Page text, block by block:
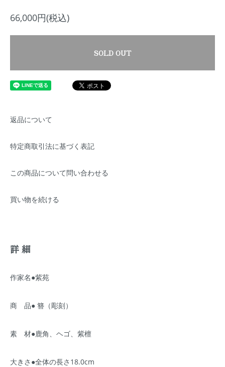
66,000円(税込)
SOLD OUT
返品について
特定商取引法に基づく表記
この商品について問い合わせる
買い物を続ける
詳細
作家名●紫苑
商 品● 簪（彫刻）
素 材●鹿角、ヘゴ、紫檀
大きさ●全体の長さ18.0cm